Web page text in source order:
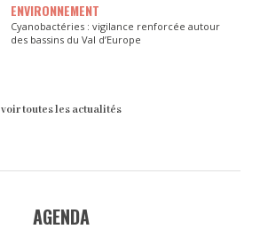
ENVIRONNEMENT
Cyanobactéries : vigilance renforcée autour
des bassins du Val d’Europe
voir toutes les actualités
AGENDA